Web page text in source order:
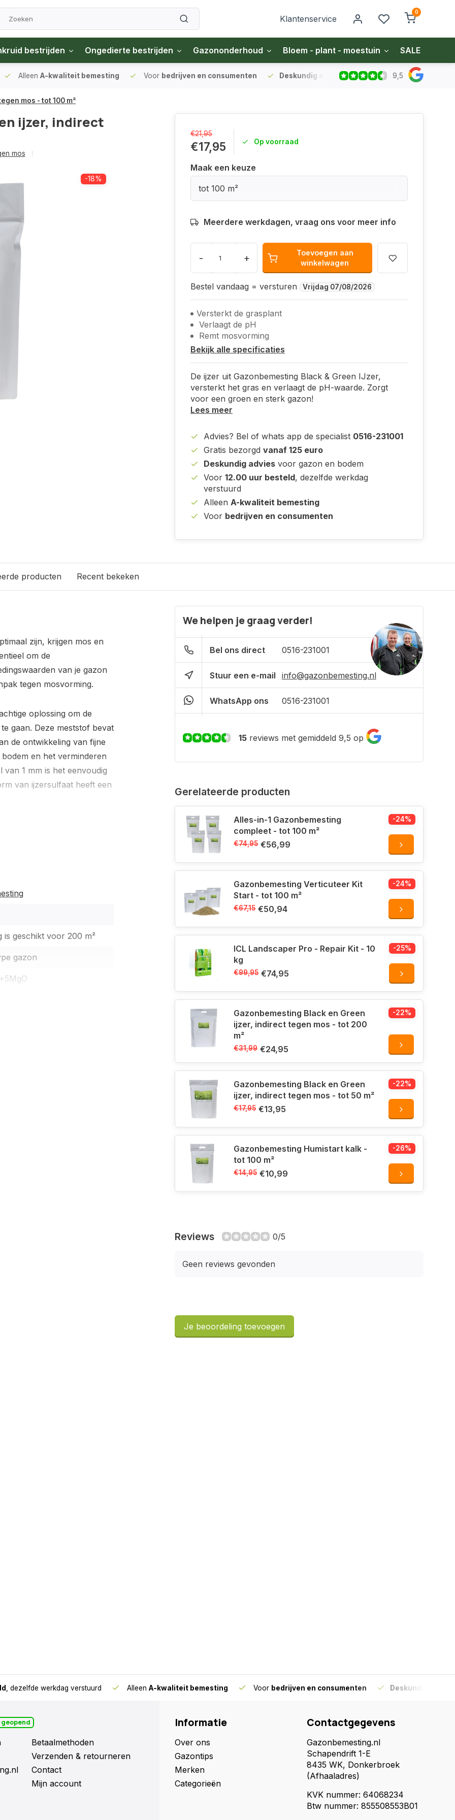
Klantenservice
0
bestrijden Ongedierte bestrijden Gazononderhoud Bloem - plant - moestuin SALE
Alleen A-kwaliteit bemesting Voor bedrijven en consumenten Deskundig adviesvoor gazon en bodem
9,5
mos - tot 100 m²
ijzer, indirect
mos
-18%
€21,95
€17,95 Op voorraad
Maak een keuze
tot 100 m²
Meerdere werkdagen, vraag ons voor meer info
- +
Toevoegen aan
winkelwagen
Bestel vandaag = versturen Vrijdag 07/08/2026
Versterkt de grasplant
Verlaagt de pH
Remt mosvorming
Bekijk alle specificaties
De ijzer uit Gazonbemesting Black & Green IJzer,
versterkt het gras en verlaagt de pH-waarde. Zorgt
voor een groen en sterk gazon!
Lees meer
Advies? Bel of whats app de specialist 0516-231001
Gratis bezorgd vanaf 125 euro
Deskundig advies voor gazon en bodem
Voor 12.00 uur besteld, dezelfde werkdag
verstuurd
Alleen A-kwaliteit bemesting
Voor bedrijven en consumenten
producten Recent bekeken
zijn, krijgen mos en
om de
van je gazon
tegen mosvorming.
oplossing om de
gaan. Deze meststof bevat
de ontwikkeling van fijne
en het verminderen
1 mm is het eenvoudig
van ijzersulfaat heeft een
zonder gras zal er geen
bemesting geef je je
donkergroene graskleur
krijgt die het verdient!
is geschikt voor 200 m²
gazon
We helpen je graag verder!
Bel ons direct 0516-231001
Stuur een e-mail info@gazonbemesting.nl
WhatsApp ons 0516-231001
15 reviews met gemiddeld 9,5 op
Gerelateerde producten
Alles-in-1 Gazonbemesting
compleet - tot 100 m²
€74,95 €56,99
-24%
Gazonbemesting Verticuteer Kit
Start - tot 100 m²
€67,15 €50,94
-24%
ICL Landscaper Pro - Repair Kit - 10
kg
€99,95 €74,95
-25%
Gazonbemesting Black en Green
ijzer, indirect tegen mos - tot 200
m²
€31,99 €24,95
-22%
Gazonbemesting Black en Green
ijzer, indirect tegen mos - tot 50 m²
€17,95 €13,95
-22%
Gazonbemesting Humistart kalk -
tot 100 m²
€14,95 €10,99
-26%
Reviews 0/5
Geen reviews gevonden
Je beoordeling toevoegen
, dezelfde werkdag verstuurd Alleen A-kwaliteit bemesting Voor bedrijven en consumenten Deskundig advies
geopend
Betaalmethoden
Verzenden & retourneren
Contact
Mijn account
Informatie
Over ons
Gazontips
Merken
Categorieën
Contactgegevens
Gazonbemesting.nl
Schapendrift 1-E
8435 WK, Donkerbroek
(Afhaaladres)
KVK nummer: 64068234
Btw nummer: 855508553B01